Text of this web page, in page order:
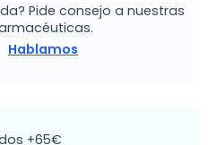
Pide consejo a nuestras
Hablamos
+65€